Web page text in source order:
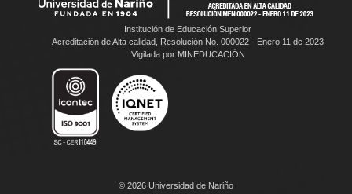
Institución de Educación Superior
Acreditación de Alta calidad, Resolución No. 000022 - Enero 11 de 2023
Vigilada por MINEDUCACIÓN
© 2026 Universidad de Nariño